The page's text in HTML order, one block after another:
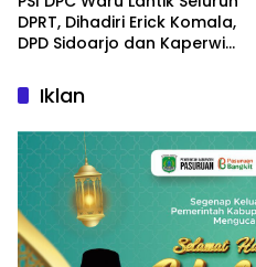
DPRT, Dihadiri Erick Komala,
DPD Sidoarjo dan Kaperwil
Iklan